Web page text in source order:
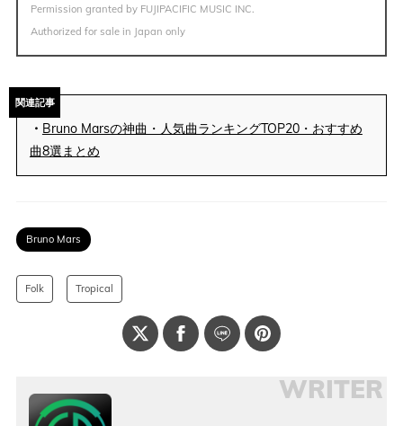
Permission granted by FUJIPACIFIC MUSIC INC.
Authorized for sale in Japan only
関連記事
・ Bruno Marsの神曲・人気曲ランキングTOP20・おすすめ
曲8選まとめ
Bruno Mars
Folk Tropical
WRITER